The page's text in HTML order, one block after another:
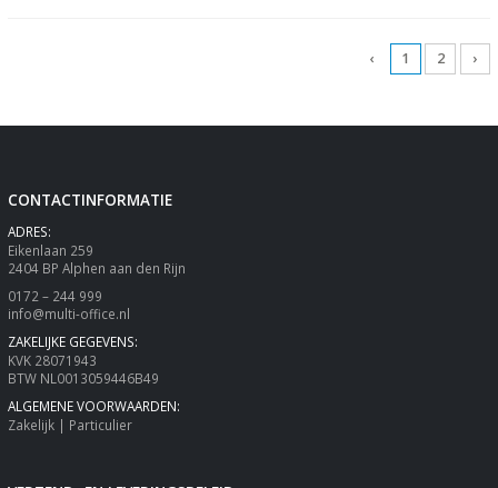
‹ 1 2 ›
CONTACTINFORMATIE
ADRES:
Eikenlaan 259
2404 BP Alphen aan den Rijn
0172 – 244 999
info@multi-office.nl
ZAKELIJKE GEGEVENS:
KVK 28071943
BTW NL0013059446B49
ALGEMENE VOORWAARDEN:
Zakelijk| Particulier